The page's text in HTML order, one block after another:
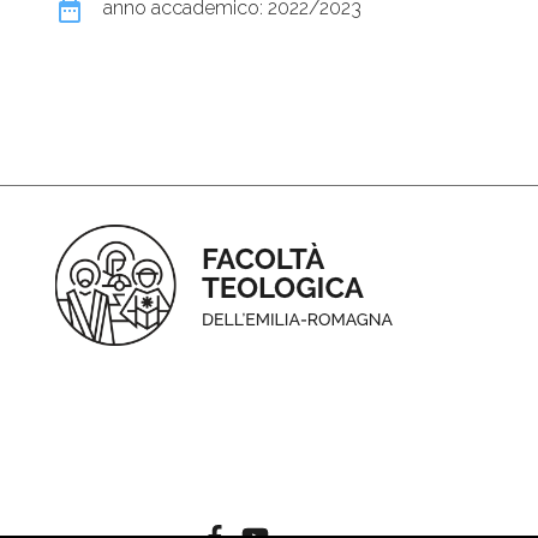
date_range anno accademico: 2022/2023